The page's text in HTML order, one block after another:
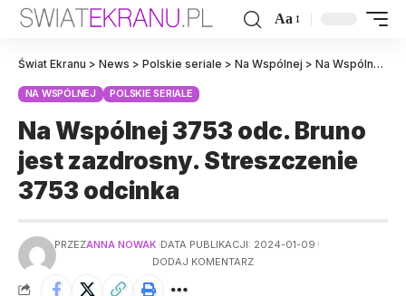
Aa
Świat Ekranu > News > Polskie seriale > Na Wspólnej > Na Wspólnej 3753 odc. Bruno jest zazdrosny. Streszczenie 3753 odcinka
NA WSPÓLNEJ POLSKIE SERIALE
Na Wspólnej 3753 odc. Bruno
jest zazdrosny. Streszczenie
3753 odcinka
PRZEZANNA NOWAK DATA PUBLIKACJI: 2024-01-09
DODAJ KOMENTARZ